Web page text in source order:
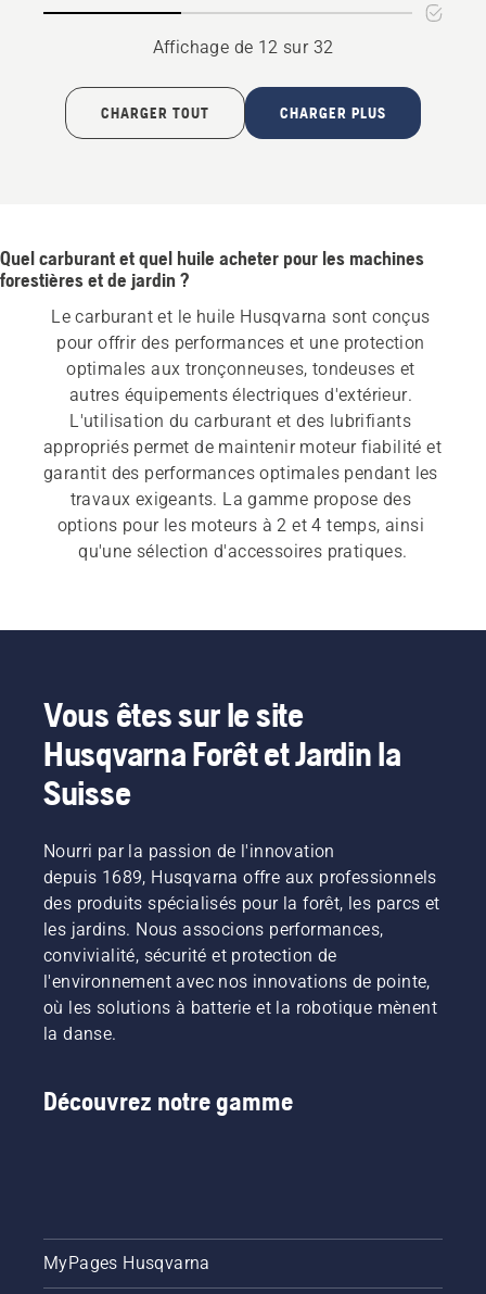
Affichage de 12 sur 32
CHARGER TOUT CHARGER PLUS
Quel carburant et quel huile acheter pour les machines
forestières et de jardin ?
Le carburant et le huile Husqvarna sont conçus
pour offrir des performances et une protection
optimales aux tronçonneuses, tondeuses et
autres équipements électriques d'extérieur.
L'utilisation du carburant et des lubrifiants
appropriés permet de maintenir moteur fiabilité et
garantit des performances optimales pendant les
travaux exigeants. La gamme propose des
options pour les moteurs à 2 et 4 temps, ainsi
qu'une sélection d'accessoires pratiques.
Vous êtes sur le site
Husqvarna Forêt et Jardin la
Suisse
Nourri par la passion de l'innovation
depuis 1689, Husqvarna offre aux professionnels
des produits spécialisés pour la forêt, les parcs et
les jardins. Nous associons performances,
convivialité, sécurité et protection de
l'environnement avec nos innovations de pointe,
où les solutions à batterie et la robotique mènent
la danse.
Découvrez notre gamme
MyPages Husqvarna